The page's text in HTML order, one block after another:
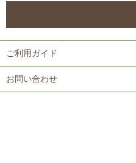
ご利用ガイド
お問い合わせ